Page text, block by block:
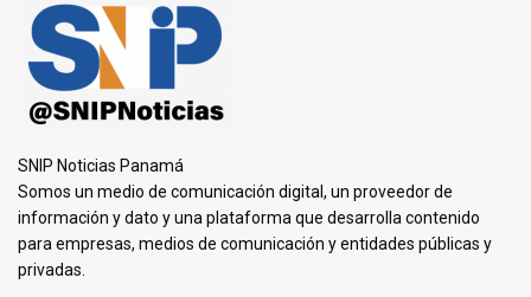
SNIP Noticias Panamá
Somos un medio de comunicación digital, un proveedor de
información y dato y una plataforma que desarrolla contenido
para empresas, medios de comunicación y entidades públicas y
privadas.